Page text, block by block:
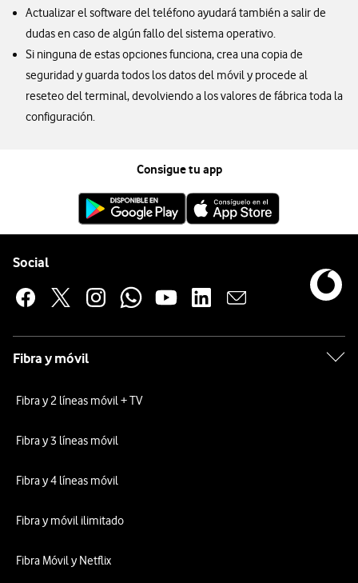
Actualizar el software del teléfono ayudará también a salir de
dudas en caso de algún fallo del sistema operativo.
Si ninguna de estas opciones funciona, crea una copia de
seguridad y guarda todos los datos del móvil y procede al
reseteo del terminal, devolviendo a los valores de fábrica toda la
configuración.
Consigue tu app
Social
Fibra y móvil
Fibra y 2 líneas móvil + TV
Fibra y 3 líneas móvil
Fibra y 4 líneas móvil
Fibra y móvil ilimitado
Fibra Móvil y Netflix